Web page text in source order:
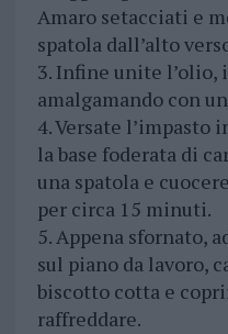
Amaro setacciati e
spatola dall’alto
3. Infine unite l’olio,
amalgamando con
4. Versate l’impasto
la base foderata di
una spatola e
per circa 15 minuti.
5. Appena sfornato,
sul piano da lavoro,
biscotto cotta e
raffreddare.